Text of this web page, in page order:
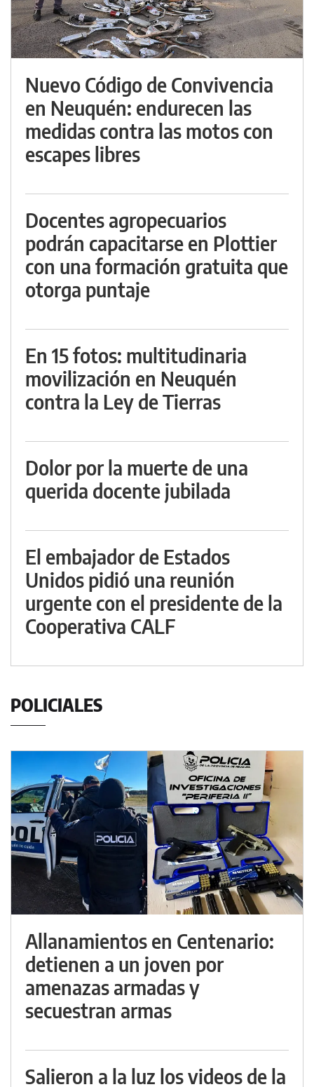
Nuevo Código de Convivencia
en Neuquén: endurecen las
medidas contra las motos con
escapes libres
Docentes agropecuarios
podrán capacitarse en Plottier
con una formación gratuita que
otorga puntaje
En 15 fotos: multitudinaria
movilización en Neuquén
contra la Ley de Tierras
Dolor por la muerte de una
querida docente jubilada
El embajador de Estados
Unidos pidió una reunión
urgente con el presidente de la
Cooperativa CALF
POLICIALES
Allanamientos en Centenario:
detienen a un joven por
amenazas armadas y
secuestran armas
Salieron a la luz los videos de la